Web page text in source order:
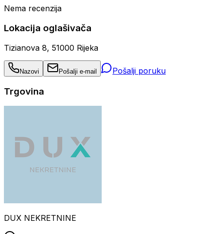
Nema recenzija
Lokacija oglašivača
Tizianova 8, 51000 Rijeka
Nazovi Pošalji e-mail Pošalji poruku
Trgovina
DUX NEKRETNINE